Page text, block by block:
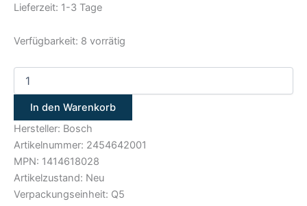
Lieferzeit: 1-3 Tage
Verfügbarkeit: 8 vorrätig
In den Warenkorb
Hersteller: Bosch
Artikelnummer: 2454642001
MPN: 1414618028
Artikelzustand: Neu
Verpackungseinheit: Q5